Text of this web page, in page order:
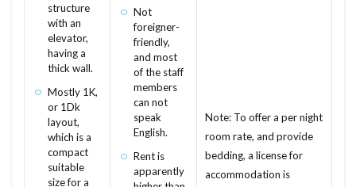
differences
eisei
furnished apartment
fujoshitsu
fixed-term
electric seat toilet
duplex house
downlight
dousen douroishishitei
dosu
donai
doma docomo DK
disc
dimple key
fuyo koujo
gankinkintoubarai
structure
with an
elevator,
having a
thick wall.
Mostly 1K,
or 1Dk
layout,
which is a
compact
suitable
size for a
Not
foreigner-
friendly,
and most
of the staff
members
can not
speak
English.
Rent is
apparently
Note: To offer a per night
room rate, and provide
bedding, a license for
accommodation is
ろーんとくやく
ろーるすくりーん
ろーるかーてん
ろっくうーる
るーばー
れんとろーる
れんたいほしょうにん
れんじふーど
れいんず
れいわ
れいぞうこ
れいあうと
るーふばるこにー
ゆにゅうじゅうたく